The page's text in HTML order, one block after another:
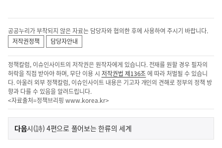
공공누리가 부착되지 않은 자료는 담당자와 협의한 후에 사용하여 주시기 바랍니다.
저작권정책
담당자안내
정책칼럼, 이슈인사이트의 저작권은 원작자에게 있습니다. 전재를 원할 경우 필자의
허락을 직접 받아야 하며, 무단 이용 시 저작권법 제136조에 따라 처벌될 수 있습니
다. 아울러 외부 정책칼럼, 이슈인사이트 내용은 기고자 개인의 견해로 정부의 정책 방
향과 다를 수 있음을 알려드립니다.
<자료출처=정책브리핑 www.korea.kr>
이
전
다음기
시(詩) 4편으로 풀어보는 한류의 세계